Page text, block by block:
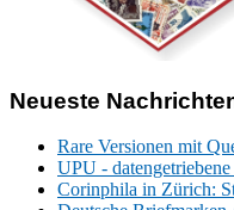
Neueste
Rare Versionen mit
UPU -
Corinphila in Zürich: